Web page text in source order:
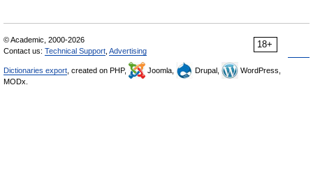
18+
© Academic, 2000-2026
Contact us: Technical Support Advertising
Dictionaries export , created on PHP, Joomla, Drupal,
WordPress,
MODx.